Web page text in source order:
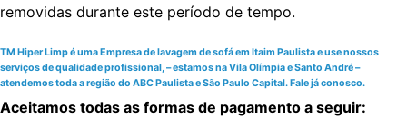
removidas durante este período de tempo.
TM Hiper Limp é uma Empresa de lavagem de sofá em Itaim Paulista e use nossos
serviços de qualidade profissional, – estamos na Vila Olímpia e Santo André –
atendemos toda a região do ABC Paulista e São Paulo Capital. Fale já conosco.
Aceitamos todas as formas de pagamento a seguir: